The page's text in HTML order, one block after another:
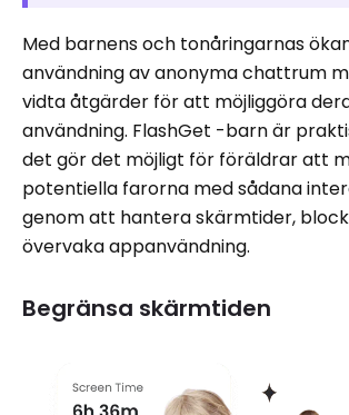
Med barnens och tonåringarnas
användning av anonyma chattrum
vidta åtgärder för att möjliggöra
användning. FlashGet -barn är
det gör det möjligt för föräldrar att
potentiella farorna med sådana
genom att hantera skärmtider,
övervaka appanvändning.
Begränsa skärmtiden